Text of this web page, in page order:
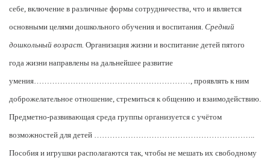
себе, включение в различные формы сотрудничества, что и является
основными целями дошкольного обучения и воспитания. Средний
дошкольный возраст. Организация жизни и воспитание детей пятого
года жизни направлены на дальнейшее развитие
умения……………………………………………………, проявлять к ним
доброжелательное отношение, стремиться к общению и взаимодействию.
Предметно-развивающая среда группы организуется с учётом
возможностей для детей ……………………………………………………..
Пособия и игрушки располагаются так, чтобы не мешать их свободному